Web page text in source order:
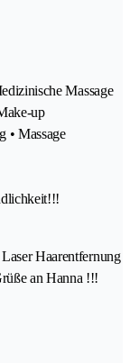
Massage
up
• Massage
Haarentfernung
an Hanna !!!